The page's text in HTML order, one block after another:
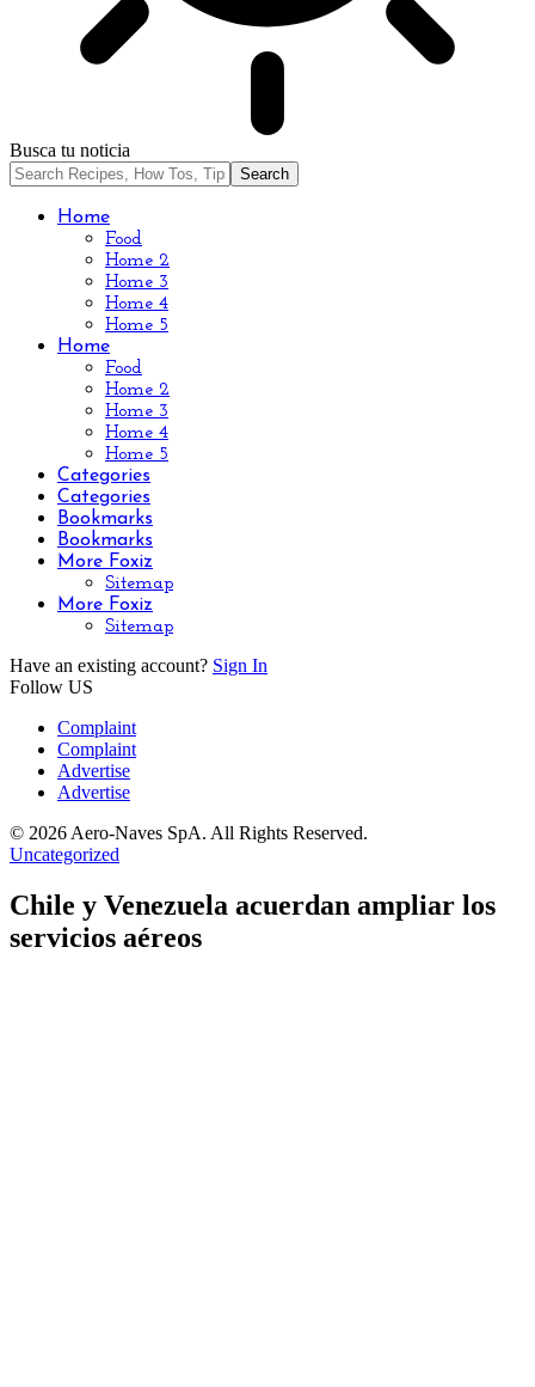
Busca tu noticia
Home
Food
Home 2
Home 3
Home 4
Home 5
Home
Food
Home 2
Home 3
Home 4
Home 5
Categories
Categories
Bookmarks
Bookmarks
More Foxiz
Sitemap
More Foxiz
Sitemap
Have an existing account? Sign In
Follow US
Complaint
Complaint
Advertise
Advertise
© 2026 Aero-Naves SpA. All Rights Reserved.
Uncategorized
Chile y Venezuela acuerdan ampliar los
servicios aéreos